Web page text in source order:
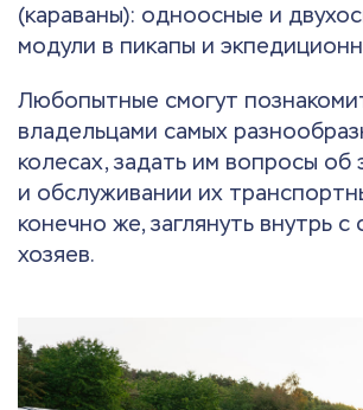
(караваны): одноосные и
модули в пикапы и
Любопытные смогут
владельцами самых
колесах, задать им вопросы об
и обслуживании их
конечно же, заглянуть внутрь с
хозяев.